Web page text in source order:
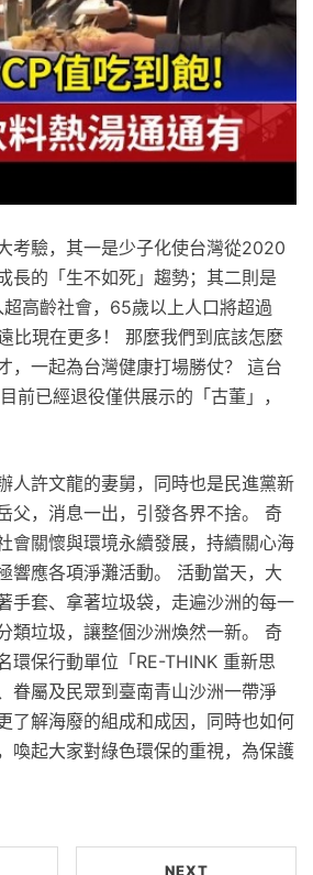
考驗，其一是少子化使台灣從2020
長的「生不如死」趨勢；其二則是
高齡社會，65歲以上人口將超過
比現在更多！ 那麼我們到底該怎麼
，一起為台灣健康打場勝仗？ 這台
前已經退役僅供展示的「古董」，
人許文龍的妻舅，同時也是民進黨新
父，消息一出，引發各界不捨。 奇
會關懷與環境永續發展，持續關心海
響應各項淨灘活動。 活動當天，大
手套、拿著垃圾袋，走遍沙洲的每一
類垃圾，讓整個沙洲煥然一新。 奇
環保行動單位「RE-THINK 重新思
眷屬及民眾到臺南青山沙洲一帶淨
了解海廢的組成和成因，同時也如何
喚起大家對綠色環保的重視，為保護
NEXT